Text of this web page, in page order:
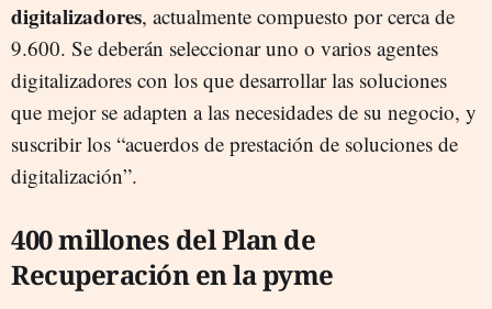
digitalizadores, actualmente compuesto por cerca de
9.600. Se deberán seleccionar uno o varios agentes
digitalizadores con los que desarrollar las soluciones
que mejor se adapten a las necesidades de su negocio, y
suscribir los “acuerdos de prestación de soluciones de
digitalización”.
400 millones del Plan de
Recuperación en la pyme